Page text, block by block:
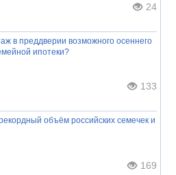
24
в преддверии возможного осеннего
ипотеки?
133
объём российских семечек и
169